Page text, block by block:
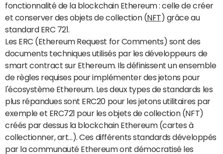
fonctionnalité de la blockchain Ethereum : celle de créer
et conserver des objets de collection (NFT ) grâce au
standard ERC 721.
Les ERC (Ethereum Request for Comments) sont des
documents techniques utilisés par les développeurs de
smart contract sur Ethereum. Ils définissent un ensemble
de règles requises pour implémenter des jetons pour
l'écosystème Ethereum. Les deux types de standards les
plus répandues sont ERC20 pour les jetons utilitaires par
exemple et ERC721 pour les objets de collection (NFT)
créés par dessus la blockchain Ethereum (cartes à
collectionner, art…). Ces différents standards développés
par la communauté Ethereum ont démocratisé les